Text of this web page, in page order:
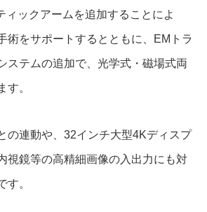
ィックアームを追加することによ
術をサポートするとともに、EMトラ
ステムの追加で、光学式・磁場式両
す。
の連動や、32インチ大型4Kディスプ
視鏡等の高精細画像の入出力にも対
す。